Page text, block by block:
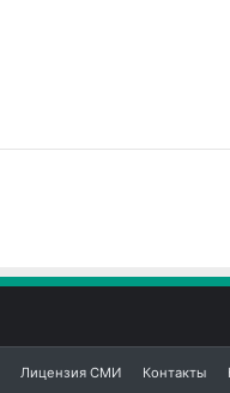
Лицензия СМИ Контакты